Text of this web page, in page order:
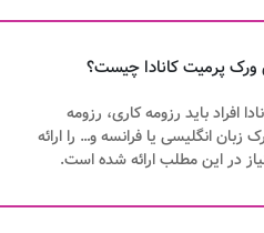
افراد باید رزومه کاری، رزومه
انگلیسی یا فرانسه و… را ارائه
در این مطلب ارائه شده است.